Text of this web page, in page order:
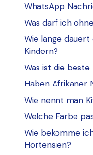
WhatsApp
Was darf ich
Wie lange dauert
Kindern?
Was ist die beste
Haben Afrikaner
Wie nennt man
Welche Farbe
Wie bekomme
Hortensien?